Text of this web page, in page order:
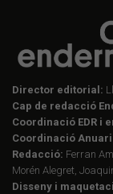
Director editorial:
Cap de redacció
Coordinació EDR i
Coordinació
Redacció: Ferran
Morén Alegret,
Disseny i